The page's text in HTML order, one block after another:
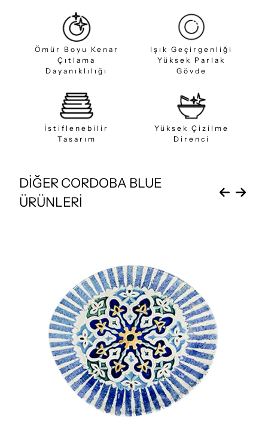
Ömür Boyu Kenar
Çıtlama
Dayanıklılığı
Işık Geçirgenliği
Yüksek Parlak
Gövde
İstiflenebilir
Tasarım
Yüksek Çizilme
Direnci
DİĞER CORDOBA BLUE
ÜRÜNLERİ